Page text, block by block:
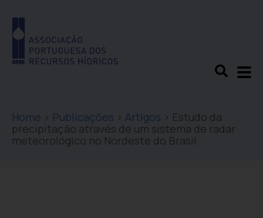
Home > Publicações > Artigos > Estudo da
precipitação através de um sistema de radar
meteorológico no Nordeste do Brasil